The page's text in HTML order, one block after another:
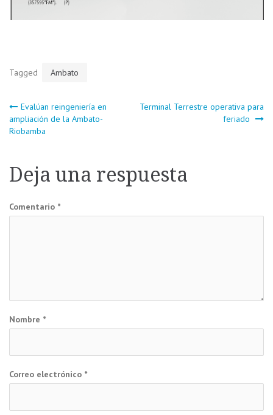
Tagged Ambato
Navegación
de
entradas
Evalúan reingeniería en
ampliación de la Ambato-
Riobamba
Terminal Terrestre operativa para
feriado
Deja una respuesta
Comentario *
Nombre *
Correo electrónico *